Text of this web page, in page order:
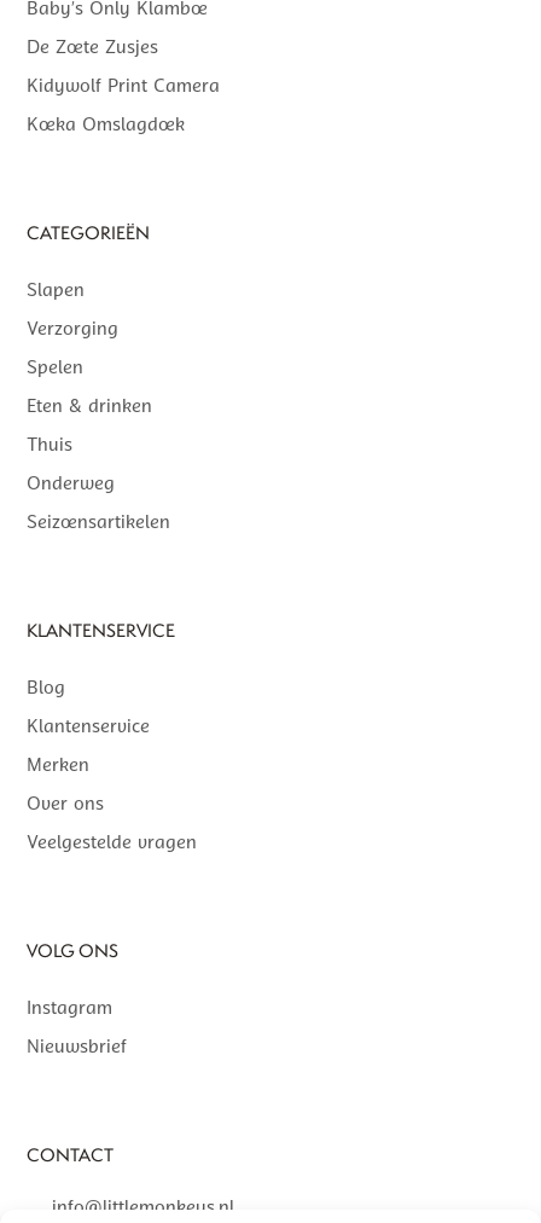
Baby’s Only Klamboe
De Zoete Zusjes
Kidywolf Print Camera
Koeka Omslagdoek
CATEGORIEËN
Slapen
Verzorging
Spelen
Eten & drinken
Thuis
Onderweg
Seizoensartikelen
KLANTENSERVICE
Blog
Klantenservice
Merken
Over ons
Veelgestelde vragen
VOLG ONS
Instagram
Nieuwsbrief
CONTACT
info@littlemonkeys.nl